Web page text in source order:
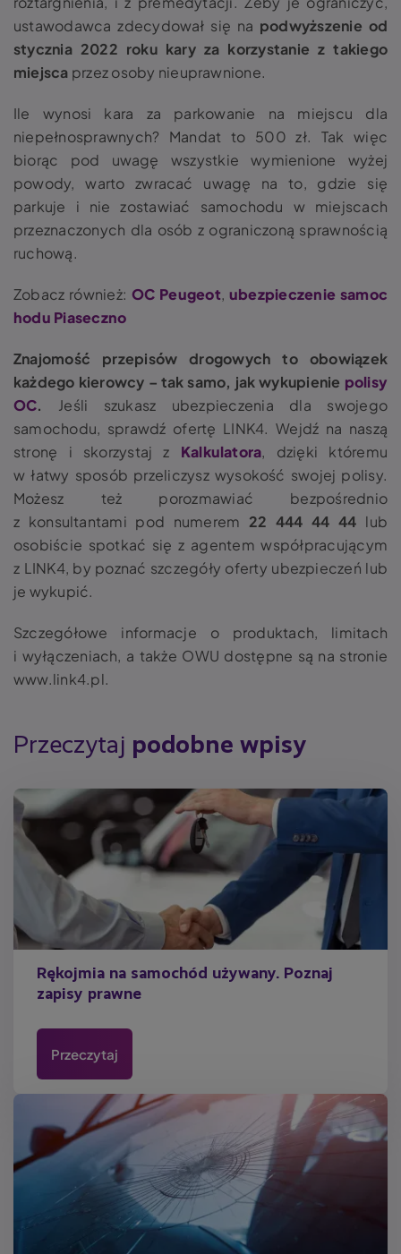
ustawodawca zdecydował się na podwyższenie od
stycznia 2022 roku kary za korzystanie z takiego
miejsca przez osoby nieuprawnione.
Ile wynosi kara za parkowanie na miejscu dla
niepełnosprawnych? Mandat to 500 zł. Tak więc
biorąc pod uwagę wszystkie wymienione wyżej
powody, warto zwracać uwagę na to, gdzie się
parkuje i nie zostawiać samochodu w miejscach
przeznaczonych dla osób z ograniczoną sprawnością
ruchową.
Zobacz również: OC Peugeot, ubezpieczenie samoc
hodu Piaseczno
Znajomość przepisów drogowych to obowiązek
każdego kierowcy – tak samo, jak wykupienie polisy
OC.
Jeśli szukasz ubezpieczenia dla swojego
samochodu, sprawdź ofertę LINK4. Wejdź na naszą
stronę i skorzystaj z Kalkulatora, dzięki któremu
w łatwy sposób przeliczysz wysokość swojej polisy.
Możesz też porozmawiać bezpośrednio
z konsultantami pod numerem 22 444 44 44 lub
osobiście spotkać się z agentem współpracującym
z LINK4, by poznać szczegóły oferty ubezpieczeń lub
je wykupić.
Szczegółowe informacje o produktach, limitach
i wyłączeniach, a także OWU dostępne są na stronie
www.link4.pl.
Przeczytaj podobne wpisy
Rękojmia na samochód używany. Poznaj
zapisy prawne
Przeczytaj